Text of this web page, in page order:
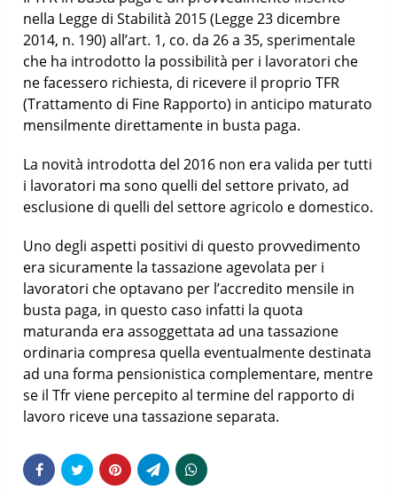
nella Legge di Stabilità 2015 (Legge 23 dicembre
2014, n. 190) all’art. 1, co. da 26 a 35, sperimentale
che ha introdotto la possibilità per i lavoratori che
ne facessero richiesta, di ricevere il proprio TFR
(Trattamento di Fine Rapporto) in anticipo maturato
mensilmente direttamente in busta paga.
La novità introdotta del 2016 non era valida per tutti
i lavoratori ma sono quelli del settore privato, ad
esclusione di quelli del settore agricolo e domestico.
Uno degli aspetti positivi di questo provvedimento
era sicuramente la tassazione agevolata per i
lavoratori che optavano per l’accredito mensile in
busta paga, in questo caso infatti la quota
maturanda era assoggettata ad una tassazione
ordinaria compresa quella eventualmente destinata
ad una forma pensionistica complementare, mentre
se il Tfr viene percepito al termine del rapporto di
lavoro riceve una tassazione separata.